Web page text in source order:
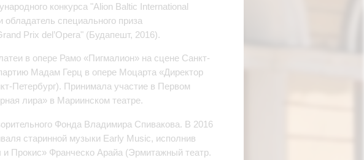
конкурса "Alion Baltic International
специального приза
Prix del’Opera" (Будапешт, 2016).
в опере Рамо «Пигмалион» на сцене Санкт-
Мадам Герц в опере Моцарта «Директор
Петербург). Принимала участие в Первом
лира» в Мариинском театре.
Фонда Владимира Спивакова. В 2016
старинной музыки Early Music, исполнив
Прокис» Франческо Арайа (Эрмитажный театр.